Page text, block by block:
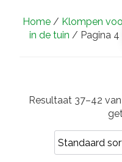
Home/ Klompen
in de tuin / Pagina 4
Resultaat 37–42